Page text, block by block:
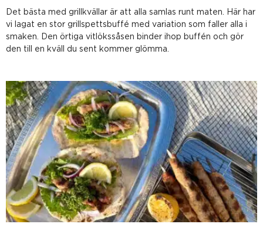
Det bästa med grillkvällar är att alla samlas runt maten. Här har
vi lagat en stor grillspettsbuffé med variation som faller alla i
smaken. Den örtiga vitlökssåsen binder ihop buffén och gör
den till en kväll du sent kommer glömma.